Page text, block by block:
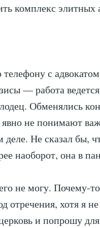
комплекс
с
— работа
Обменялись
не понимают
деле. Не сказал бы,
наоборот, она в
не могу. Почему-
отречения, хотя я
и попрошу